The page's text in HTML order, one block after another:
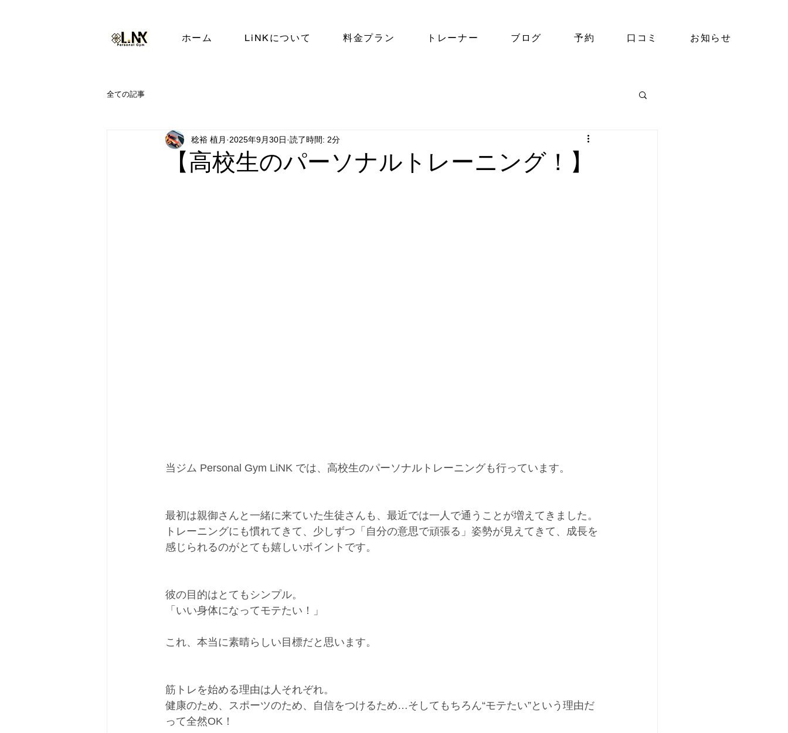
ホーム LiNKについて 料金プラン トレーナー ブログ 予約 口コミ お知らせ
全ての記事
【高校生のパーソナルトレーニング！】
稔裕 植月 2025年9月30日 読了時間: 2分
当ジム Personal Gym LiNK では、高校生のパーソナルトレーニングも行っています。
最初は親御さんと一緒に来ていた生徒さんも、最近では一人で通うことが増えてきました。
トレーニングにも慣れてきて、少しずつ「自分の意思で頑張る」姿勢が見えてきて、成長を
感じられるのがとても嬉しいポイントです。
彼の目的はとてもシンプル。
「いい身体になってモテたい！」
これ、本当に素晴らしい目標だと思います。
筋トレを始める理由は人それぞれ。
健康のため、スポーツのため、自信をつけるため…そしてもちろん“モテたい”という理由だ
って全然OK！